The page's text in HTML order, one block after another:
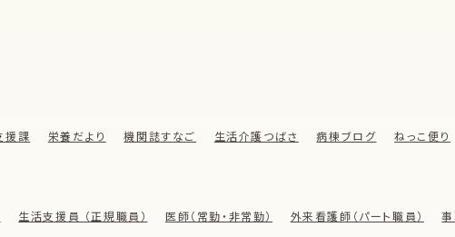
援課 栄養だより 機関誌すなご 生活介護つばさ 病棟ブログ ねっこ便り
生活支援員 （正規職員） 医師（常勤・非常勤） 外来看護師（パート職員）
事